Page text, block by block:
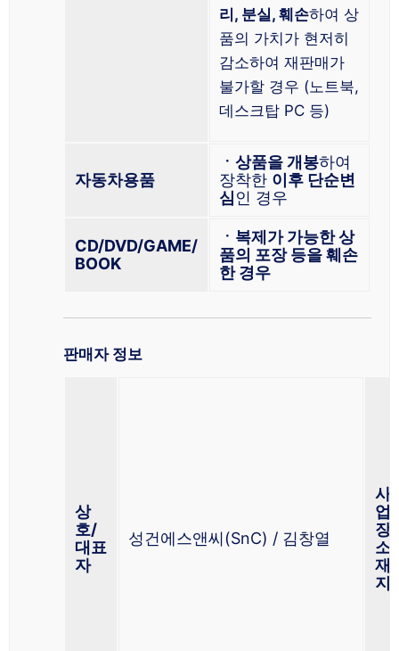
리, 분실, 훼손하여 상
품의 가치가 현저히
감소하여 재판매가
불가할 경우 (노트북,
데스크탑 PC 등)
자동차용품
ㆍ상품을 개봉하여
장착한 이후 단순변
심인 경우
CD/DVD/GAME/
BOOK
ㆍ복제가 가능한 상
품의 포장 등을 훼손
한 경우
판매자 정보
상
호/
대표
자
성건에스앤씨(SnC) / 김창열
사
업
장
소
재
지